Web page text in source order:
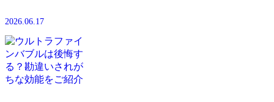
2026.06.17